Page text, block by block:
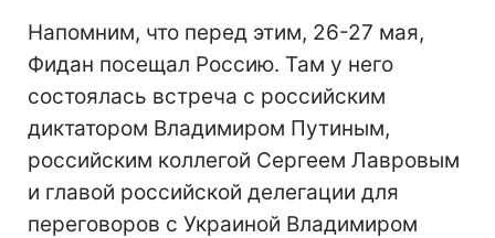
Напомним, что перед этим, 26-27 мая,
Фидан посещал Россию. Там у него
состоялась встреча с российским
диктатором Владимиром Путиным,
российским коллегой Сергеем Лавровым
и главой российской делегации для
переговоров с Украиной Владимиром